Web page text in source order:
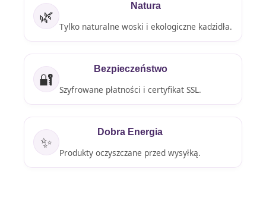
🌿
Natura
Tylko naturalne woski i ekologiczne kadzidła.
🔐
Bezpieczeństwo
Szyfrowane płatności i certyfikat SSL.
✨
Dobra Energia
Produkty oczyszczane przed wysyłką.